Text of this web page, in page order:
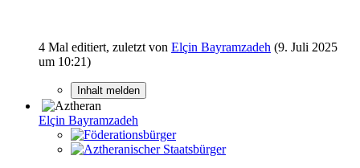
4 Mal editiert, zuletzt von Elçin Bayramzadeh (9. Juli 2025
um 10:21)
Inhalt melden
Elçin Bayramzadeh